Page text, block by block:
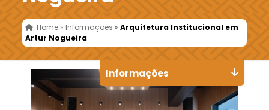
Home » Informações »Arquitetura Institucional em
Artur Nogueira
Informações